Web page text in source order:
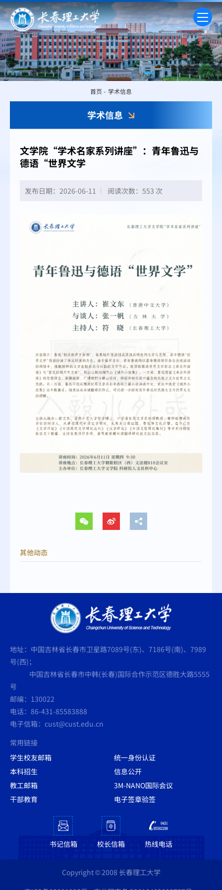
学术信息
首页 - 学术信息
文学院“学术名家系列讲座”：青年鲁迅与
德语“世界文学
发布日期：2026-06-11 阅读次数： 553 次
其他动态
地址：中国吉林省长春市卫星路7089号(东)、7186号(南)、7989
号(西)；
中国吉林省长春市中韩(长春)国际合作示范区德胜大路5555
号
邮编：130022
电话：86-431-85583888
电子信箱：cust@cust.edu.cn
常用链接
学生校友邮箱
统一身份认证
本科招生
信息公开
教工邮箱
3M-NANO国际会议
干部教育
电子签章验签
书记信箱 校长信箱 热线电话
Copyright © 2008 长春理工大学